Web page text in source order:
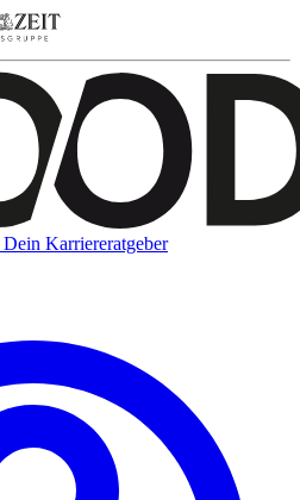
Dein Karriereratgeber